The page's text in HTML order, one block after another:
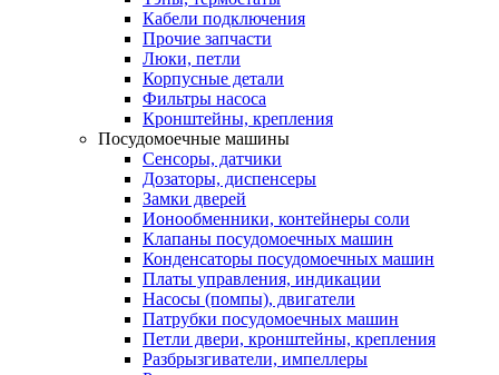
Кабели подключения
Прочие запчасти
Люки, петли
Корпусные детали
Фильтры насоса
Кронштейны, крепления
Посудомоечные машины
Сенсоры, датчики
Дозаторы, диспенсеры
Замки дверей
Ионообменники, контейнеры соли
Клапаны посудомоечных машин
Конденсаторы посудомоечных машин
Платы управления, индикации
Насосы (помпы), двигатели
Патрубки посудомоечных машин
Петли двери, кронштейны, крепления
Разбрызгиватели, импеллеры